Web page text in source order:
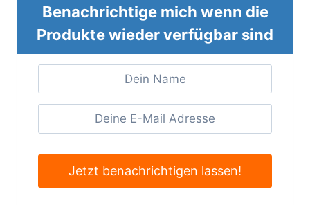
Benachrichtige mich wenn die
Produkte wieder verfügbar sind